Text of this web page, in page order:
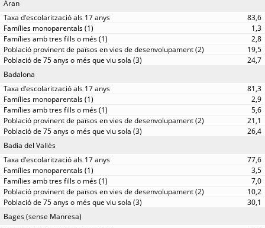
Aran
83,6
1,3
2,8
19,5
24,7
Badalona
81,3
2,9
5,6
21,1
26,4
Badia del Vallès
77,6
3,5
7,0
10,2
30,1
Bages (sense Manresa)